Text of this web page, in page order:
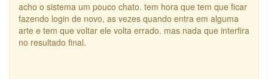
acho o sistema um pouco chato. tem hora que tem que ficar
fazendo login de novo, as vezes quando entra em alguma
arte e tem que voltar ele volta errado. mas nada que interfira
no resultado final.